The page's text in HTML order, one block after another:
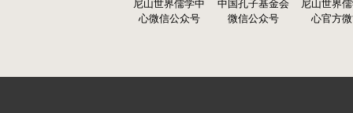
尼山世界儒学中
心微信公众号
中国孔子基金会
微信公众号
尼山世界
心官方